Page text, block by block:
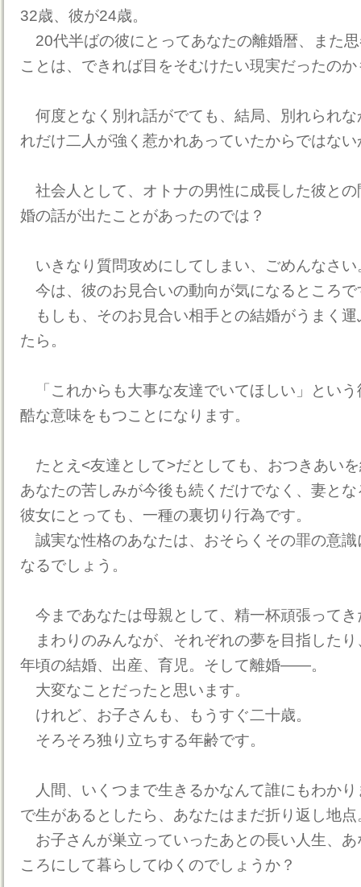
32歳、彼が24歳。
20代半ばの彼にとってあなたの離婚暦、また
ことは、できれば目をそむけたい現実だったの
何度となく別れ話がでても、結局、別れられ
れだけ二人が強く惹かれあっていたからではな
社会人として、オトナの男性に成長した彼と
婚の話が出たことがあったのでは？
いきなり質問攻めにしてしまい、ごめんなさい
今は、彼のお見合いの動向が気になるところで
もしも、そのお見合い相手との結婚がうまく
たら。
「これからも大事な友達でいてほしい」とい
酷な意味をもつことになります。
たとえ<友達として>だとしても、おつきあい
あなたの苦しみが今後も続くだけでなく、妻と
彼女にとっても、一種の裏切り行為です。
誠実な性格のあなたは、おそらくその罪の意
なるでしょう。
今まであなたは母親として、精一杯頑張ってき
まわりのみんなが、それぞれの夢を目指した
年頃の結婚、出産、育児。そして離婚――。
大変なことだったと思います。
けれど、お子さんも、もうすぐ二十歳。
そろそろ独り立ちする年齢です。
人間、いくつまで生きるかなんて誰にもわか
で生があるとしたら、あなたはまだ折り返し地点
お子さんが巣立っていったあとの長い人生、
ころにして暮らしてゆくのでしょうか？